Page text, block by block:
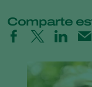
Comparte